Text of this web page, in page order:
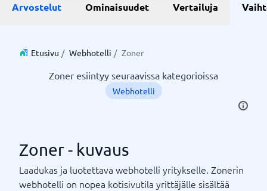
Arvostelut Ominaisuudet Vertailuja
Etusivu / Webhotelli / Zoner
Zoner esiintyy seuraavissa kategorioissa
Webhotelli
Zoner - kuvaus
Laadukas ja luotettava webhotelli yritykselle. Zonerin
webhotelli on nopea kotisivutila yrittäjälle sisältää